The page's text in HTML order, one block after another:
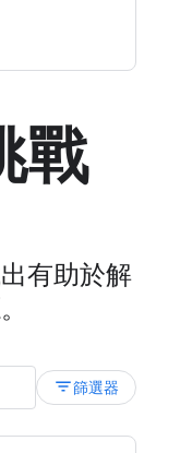
戰
有助於解
filter_list篩選器